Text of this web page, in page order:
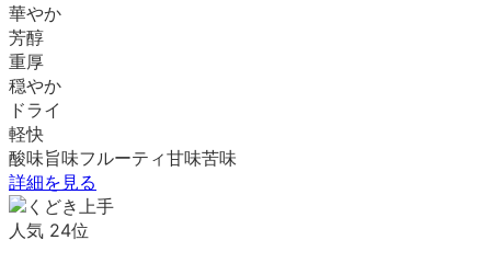
華やか
芳醇
重厚
穏やか
ドライ
軽快
酸味旨味フルーティ甘味苦味
詳細を見る
人気 24位